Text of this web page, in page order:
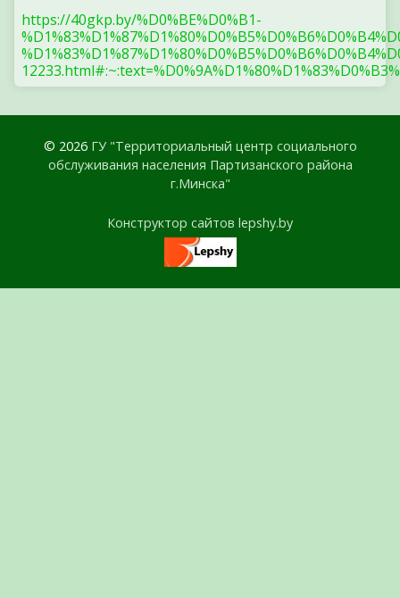
https://40gkp.by/%D0%BE%D0%B1-
© 2026 ГУ "Территориальный центр социального
обслуживания населения Партизанского района
г.Минска"
Конструктор сайтов lepshy.by